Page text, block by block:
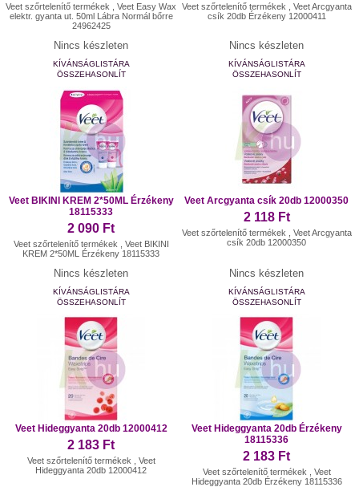
Veet szőrtelenítő termékek , Veet Easy Wax
elektr. gyanta ut. 50ml Lábra Normál bőrre
24962425
Nincs készleten
KÍVÁNSÁGLISTÁRA
ÖSSZEHASONLÍT
Veet szőrtelenítő termékek , Veet Arcgyanta
csík 20db Érzékeny 12000411
Nincs készleten
KÍVÁNSÁGLISTÁRA
ÖSSZEHASONLÍT
Veet BIKINI KREM 2*50ML Érzékeny
18115333
2 090 Ft
Veet szőrtelenítő termékek , Veet BIKINI
KREM 2*50ML Érzékeny 18115333
Nincs készleten
KÍVÁNSÁGLISTÁRA
ÖSSZEHASONLÍT
Veet Arcgyanta csík 20db 12000350
2 118 Ft
Veet szőrtelenítő termékek , Veet Arcgyanta
csík 20db 12000350
Nincs készleten
KÍVÁNSÁGLISTÁRA
ÖSSZEHASONLÍT
Veet Hideggyanta 20db 12000412
2 183 Ft
Veet szőrtelenítő termékek , Veet
Hideggyanta 20db 12000412
Veet Hideggyanta 20db Érzékeny
18115336
2 183 Ft
Veet szőrtelenítő termékek , Veet
Hideggyanta 20db Érzékeny 18115336